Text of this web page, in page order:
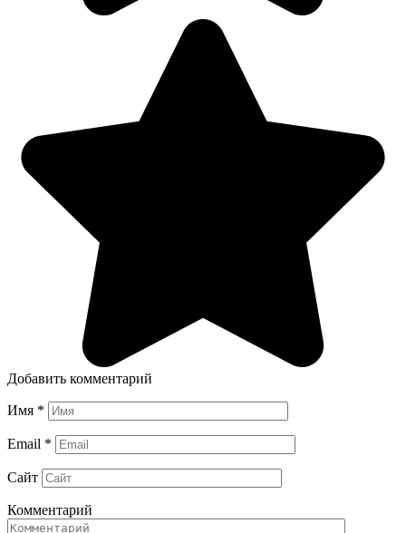
Добавить комментарий
Имя *
Email *
Сайт
Комментарий